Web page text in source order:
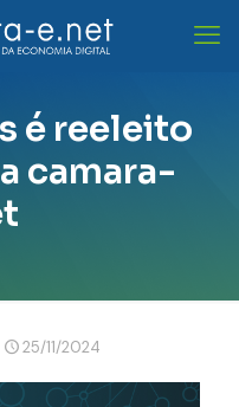
é reeleito
camara-
25/11/2024